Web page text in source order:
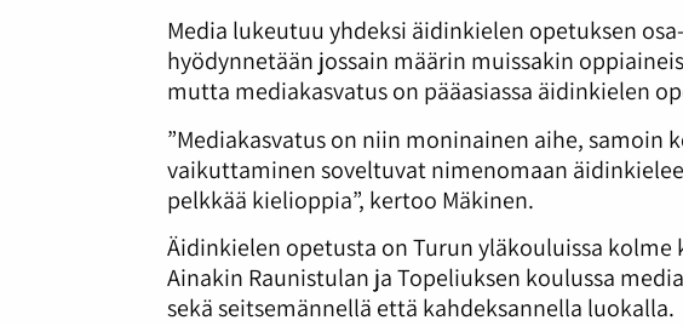
Media lukeutuu yhdeksi äidinkielen opetuksen
hyödynnetään jossain määrin muissakin
mutta mediakasvatus on pääasiassa äidinkielen
”Mediakasvatus on niin moninainen aihe, samoin
vaikuttaminen soveltuvat nimenomaan
pelkkää kielioppia”, kertoo Mäkinen.
Äidinkielen opetusta on Turun yläkouluissa kolme
Ainakin Raunistulan ja Topeliuksen koulussa
sekä seitsemännellä että kahdeksannella luokalla.